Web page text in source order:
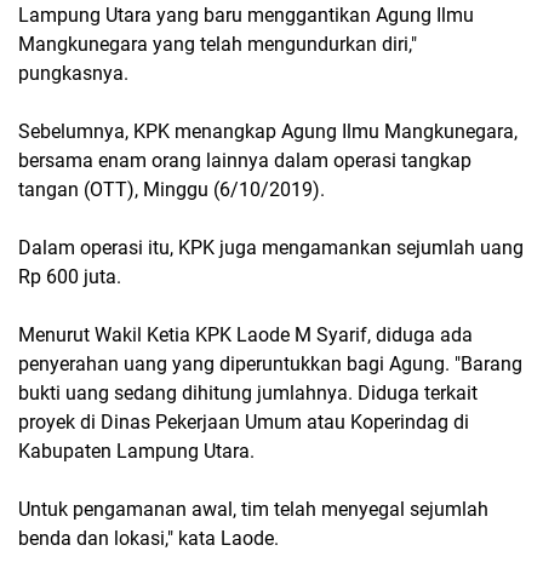
Lampung Utara yang baru menggantikan Agung Ilmu
Mangkunegara yang telah mengundurkan diri,"
pungkasnya.
Sebelumnya, KPK menangkap Agung Ilmu Mangkunegara,
bersama enam orang lainnya dalam operasi tangkap
tangan (OTT), Minggu (6/10/2019).
Dalam operasi itu, KPK juga mengamankan sejumlah uang
Rp 600 juta.
Menurut Wakil Ketia KPK Laode M Syarif, diduga ada
penyerahan uang yang diperuntukkan bagi Agung. "Barang
bukti uang sedang dihitung jumlahnya. Diduga terkait
proyek di Dinas Pekerjaan Umum atau Koperindag di
Kabupaten Lampung Utara.
Untuk pengamanan awal, tim telah menyegal sejumlah
benda dan lokasi," kata Laode.